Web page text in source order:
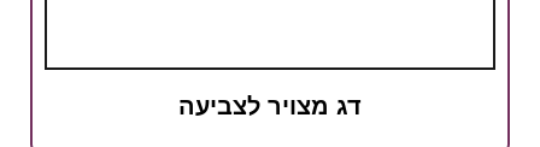
דג מצויר לצביעה